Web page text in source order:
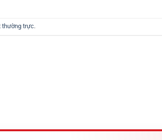
thường trực.